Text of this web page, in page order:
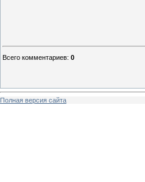
Всего комментариев: 0
Полная версия сайта